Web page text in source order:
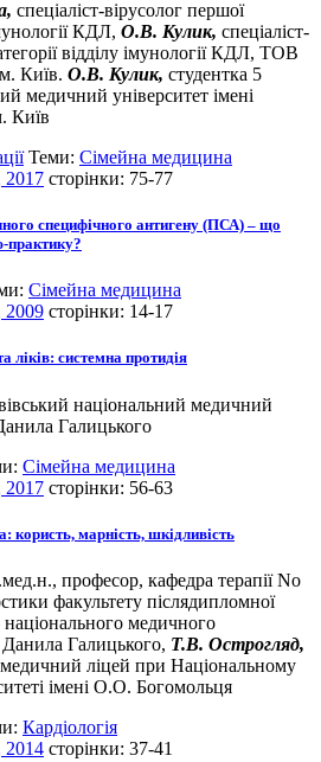
спеціаліст-вірусолог першої
КДЛ, О.В. Кулик, спеціаліст-
відділу імунології КДЛ, ТОВ
Київ. О.В. Кулик, студентка 5
медичний університет імені
Київ
Теми: Сімейна медицина
сторінки: 75-77
специфічного антигену (ПСА) – що
практику?
Сімейна медицина
сторінки: 14-17
ліків: системна протидія
національний медичний
Галицького
Сімейна медицина
сторінки: 56-63
користь, марність, шкідливість
професор, кафедра терапії No
факультету післядипломної
національного медичного
Данила Галицького, Т.В. Острогляд,
медичний ліцей при Національному
імені О.О. Богомольця
Кардіологія
сторінки: 37-41